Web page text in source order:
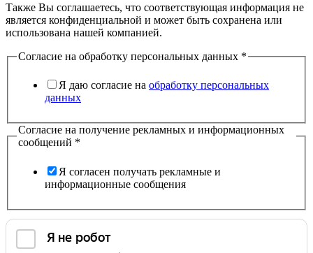
Также Вы соглашаетесь, что соответствующая информация не
является конфиденциальной и может быть сохранена или
использована нашей компанией.
Согласие на обработку персональных данных *
Я даю согласие на обработку персональных
данных
Согласие на получение рекламных и информационных
сообщений *
Я согласен получать рекламные и
информационные сообщения